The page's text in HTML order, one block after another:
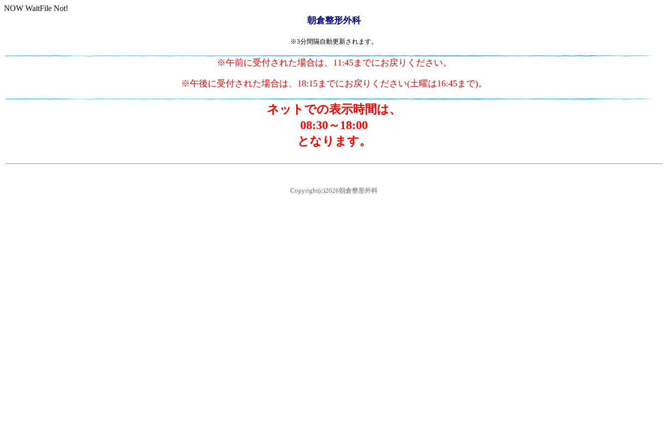
NOW WaitFile Not!
朝倉整形外科
※3分間隔自動更新されます。
※午前に受付された場合は、11:45までにお戻りください。
※午後に受付された場合は、18:15までにお戻りください(土曜は16:45まで)。
ネットでの表示時間は、
08:30～18:00
となります。
Copyright(c)2026朝倉整形外科